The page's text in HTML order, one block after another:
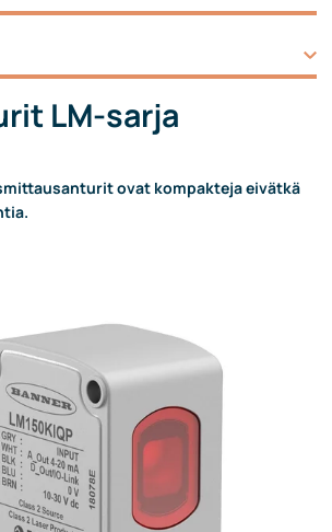
LM-sarja
ovat kompakteja eivätkä